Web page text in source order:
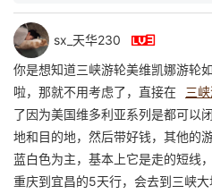
sx_天华230 
你是想知道三峡游轮美维凯娜游轮
啦，那就不用考虑了，直接在
三
了因为美国维多利亚系列是都可以
地和目的地，然后带好钱，其他的
蓝白色为主，基本上它是走的短线
重庆到宜昌的5天行，会去到三峡